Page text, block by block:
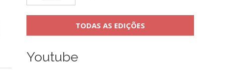
TODAS AS EDIÇÕES
Youtube